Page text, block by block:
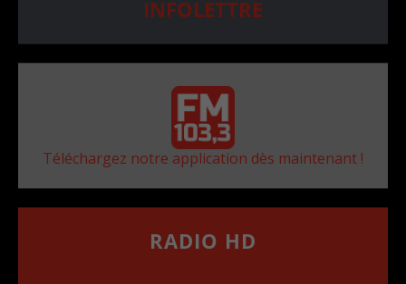
INFOLETTRE
Téléchargez notre application dès maintenant !
RADIO HD